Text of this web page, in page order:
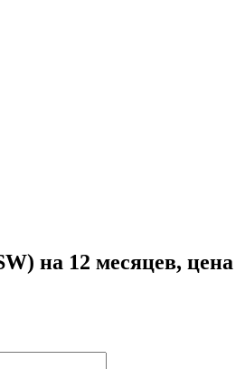
на 12 месяцев, цена